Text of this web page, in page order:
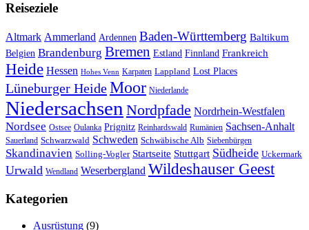
Reiseziele
Altmark Ammerland Ardennen Baden-Württemberg Baltikum
Belgien Brandenburg Bremen Estland Finnland Frankreich
Heide Hessen Hohes Venn Karpaten Lappland Lost Places
Lüneburger HeideMoor Niederlande
Niedersachsen Nordpfade Nordrhein-Westfalen
Nordsee Ostsee Oulanka Prignitz Reinhardswald Rumänien Sachsen-Anhalt
Sauerland Schwarzwald Schweden Schwäbische Alb Siebenbürgen
Skandinavien Solling-Vogler Startseite Stuttgart Südheide Uckermark
Urwald Wendland Weserbergland Wildeshauser Geest
Kategorien
Ausrüstung (9)